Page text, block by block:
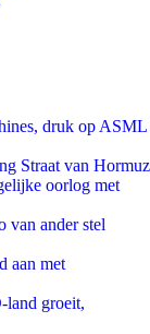
druk op ASML
Straat van Hormuz
oorlog met
van ander stel
aan met
land groeit,